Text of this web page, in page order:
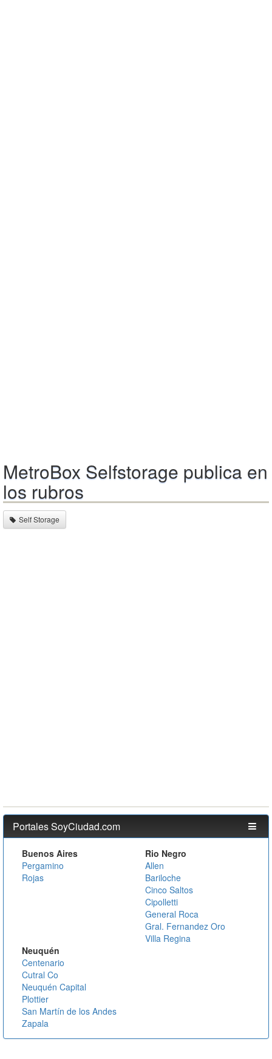
MetroBox Selfstorage publica en
los rubros
Self Storage
Portales SoyCiudad.com
Buenos Aires
Pergamino
Rojas
Rio Negro
Allen
Bariloche
Cinco Saltos
Cipolletti
General Roca
Gral. Fernandez Oro
Villa Regina
Neuquén
Centenario
Cutral Co
Neuquén Capital
Plottier
San Martín de los Andes
Zapala